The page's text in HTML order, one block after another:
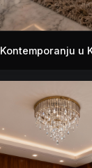
Kontemporanju u